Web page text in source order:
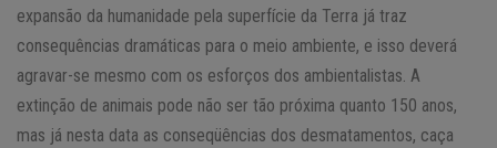
expansão da humanidade pela superfície da Terra já traz
consequências dramáticas para o meio ambiente, e isso deverá
agravar-se mesmo com os esforços dos ambientalistas. A
extinção de animais pode não ser tão próxima quanto 150 anos,
mas já nesta data as conseqüências dos desmatamentos, caça